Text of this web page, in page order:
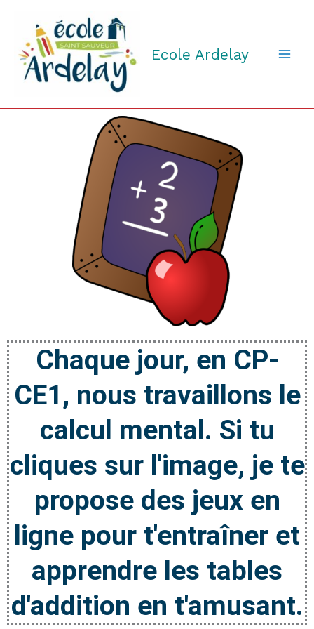
contenu
Ecole Ardelay
Chaque jour, en CP-
CE1, nous travaillons le
calcul mental. Si tu
cliques sur l'image, je te
propose des jeux en
ligne pour t'entraîner et
apprendre les tables
d'addition en t'amusant.